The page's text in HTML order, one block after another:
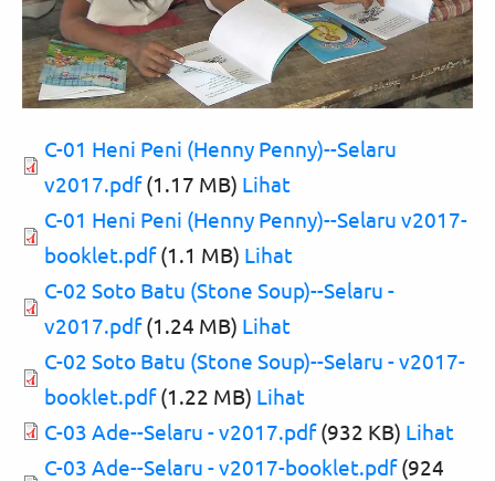
C-01 Heni Peni (Henny Penny)--Selaru
v2017.pdf(1.17 MB) Lihat
C-01 Heni Peni (Henny Penny)--Selaru v2017-
booklet.pdf(1.1 MB) Lihat
C-02 Soto Batu (Stone Soup)--Selaru -
v2017.pdf(1.24 MB) Lihat
C-02 Soto Batu (Stone Soup)--Selaru - v2017-
booklet.pdf(1.22 MB) Lihat
C-03 Ade--Selaru - v2017.pdf(932 KB) Lihat
C-03 Ade--Selaru - v2017-booklet.pdf(924